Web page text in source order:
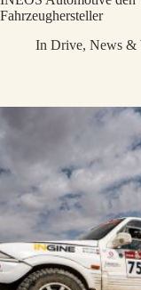
Fahrzeughersteller
In Drive,News &